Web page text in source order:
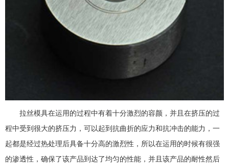
拉丝模具在运用的过程中有着十分激烈的容颜，并且在挤压的过
程中受到很大的挤压力，可以起到抗曲折的应力和抗冲击的能力，一
起都是经过热处理后具备十分高的激烈性，所以在运用的时候有很强
的渗透性，确保了该产品到达了均匀的性能，并且该产品的耐性然后